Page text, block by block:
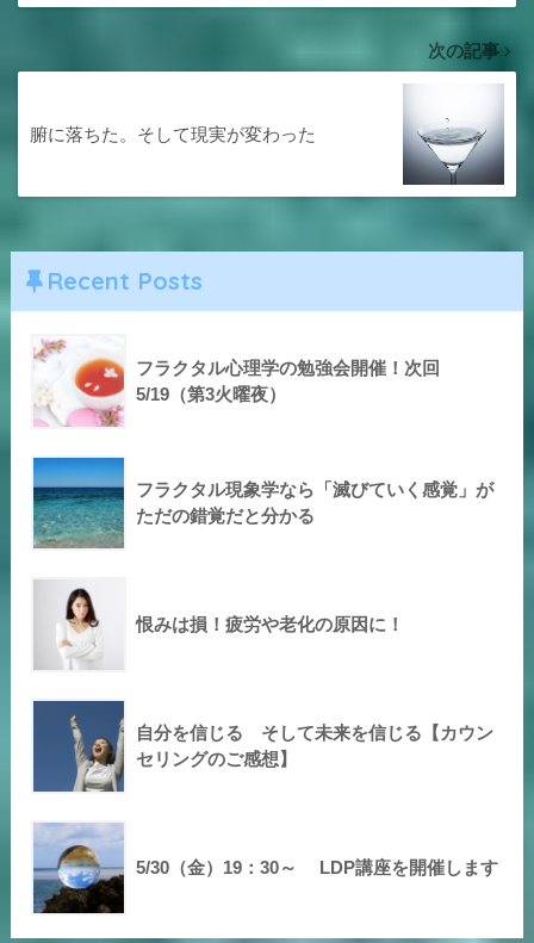
次の記事
腑に落ちた。そして現実が変わった
Recent Posts
フラクタル心理学の勉強会開催！次回
5/19（第3火曜夜）
フラクタル現象学なら「滅びていく感覚」が
ただの錯覚だと分かる
恨みは損！疲労や老化の原因に！
自分を信じる そして未来を信じる【カウン
セリングのご感想】
5/30（金）19：30～ LDP講座を開催します